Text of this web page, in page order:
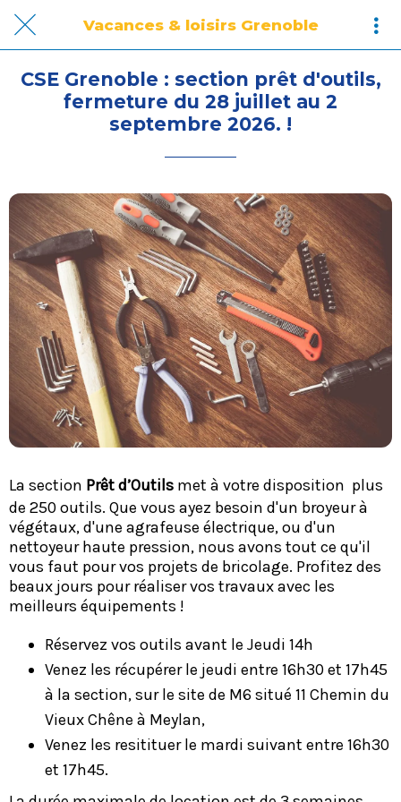
Vacances & loisirs Grenoble
CSE Grenoble : section prêt d'outils,
fermeture du 28 juillet au 2
septembre 2026. !
La section Prêt d’Outils met à votre disposition plus
de 250 outils. Que vous ayez besoin d'un broyeur à
végétaux, d'une agrafeuse électrique, ou d'un
nettoyeur haute pression, nous avons tout ce qu'il
vous faut pour vos projets de bricolage. Profitez des
beaux jours pour réaliser vos travaux avec les
meilleurs équipements !
Réservez vos outils avant le Jeudi 14h
Venez les récupérer le jeudi entre 16h30 et 17h45
à la section, sur le site de M6 situé 11 Chemin du
Vieux Chêne à Meylan,
Venez les resitituer le mardi suivant entre 16h30
et 17h45.